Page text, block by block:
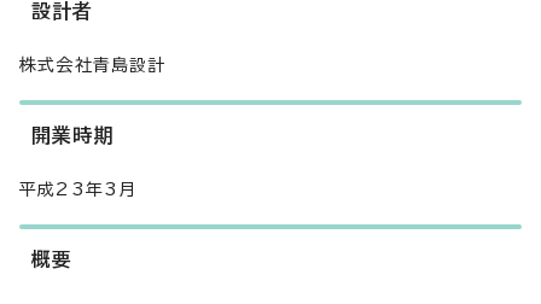
設計者
株式会社青島設計
開業時期
平成23年3月
概要